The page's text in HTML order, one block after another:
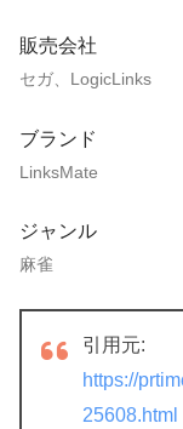
販売会社
セガ、LogicLinks
ブランド
LinksMate
ジャンル
麻雀
引用元:
https://
25608.html